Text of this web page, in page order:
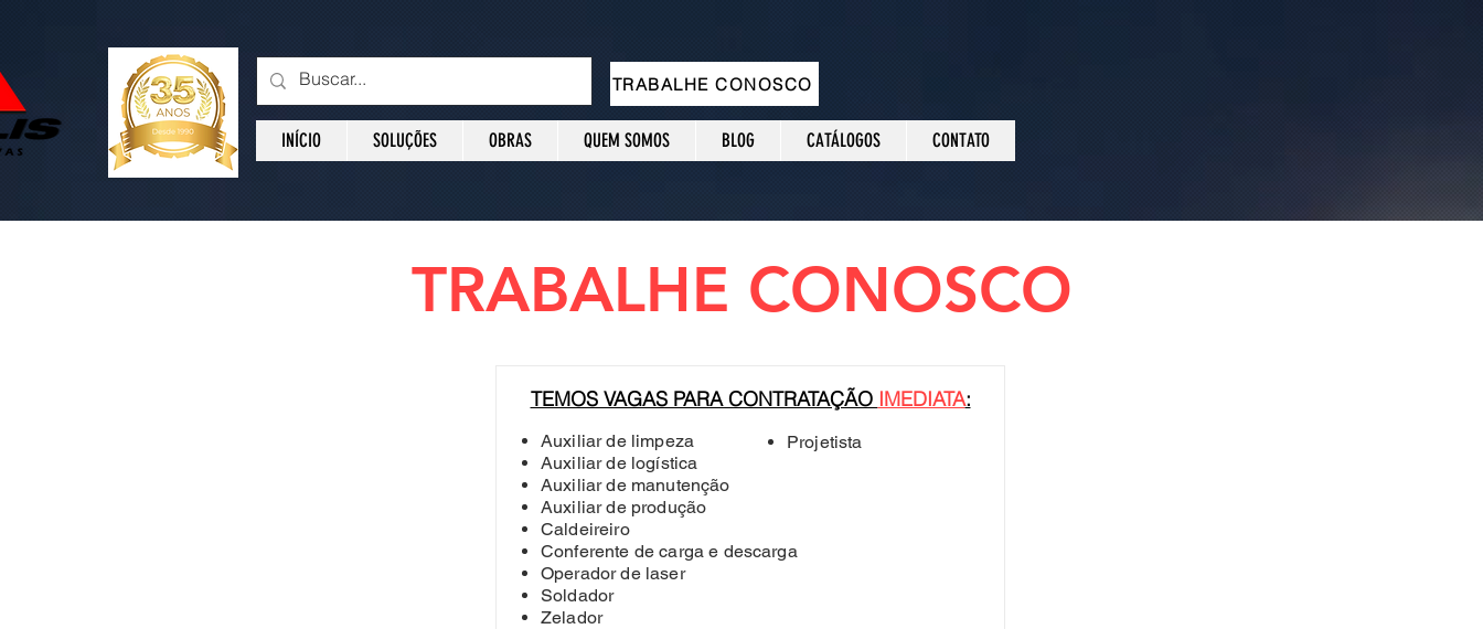
TRABALHE CONOSCO
INÍCIO SOLUÇÕES OBRAS QUEM SOMOS BLOG CATÁLOGOS CONTATO
TRABALHE CONOSCO
TEMOS VAGAS PARA CONTRATAÇÃO IMEDIATA:
Auxiliar de limpeza
Auxiliar de logística
Auxiliar de manutenção
Auxiliar de produção
Caldeireiro
Conferente de carga e descarga
Operador de laser
Soldador
Zelador
Projetista